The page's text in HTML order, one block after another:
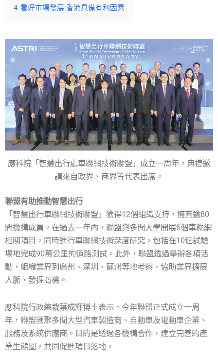
4 看好市場發展 香港具備有利因素
應科院「智慧出行處車聯網技術聯盟」成立一周年，典禮邀
請來自政界、商界等代表出席。
聯盟有助推動智慧出行
「智慧出行車聯網技術聯盟」獲得12個組織支持，擁有逾80
間機構成員。在過去一年內，聯盟與多間大學開展6個車聯網
相關項目，同時進行車聯網技術深度研究，包括在10個試驗
場地完成90萬公里的道路測試。此外，聯盟透過舉辦各項活
動，組織業界到廣州、深圳、蘇州等地考察，協助業界擴展
人脈，發掘商機。
應科院行政總裁葉成輝博士表示，今年聯盟正式成立一周
年，聯盟匯聚多間大型汽車製造商、自動車及電動車企業、
服務及系統供應商。目的是透過各機構合作，建立完善的產
業生態圈，共同促進項目落地。